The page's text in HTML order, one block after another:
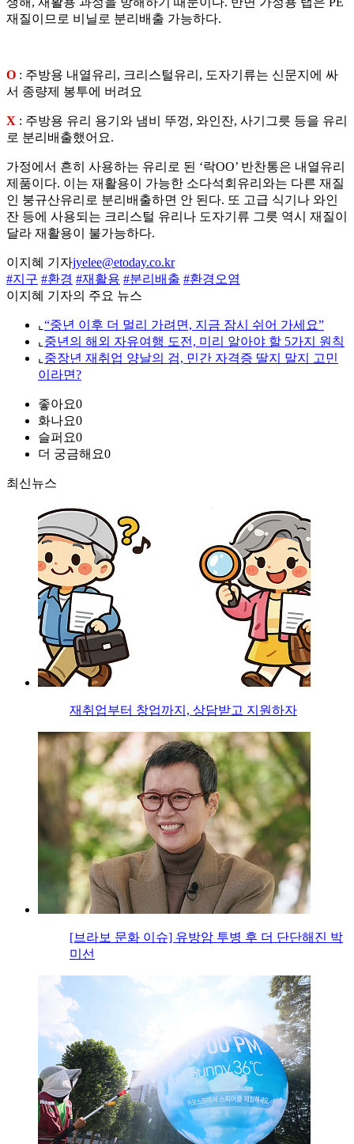
재질이므로 비닐로 분리배출 가능하다.
O : 주방용 내열유리, 크리스털유리, 도자기류는 신문지에 싸
서 종량제 봉투에 버려요
X : 주방용 유리 용기와 냄비 뚜껑, 와인잔, 사기그릇 등을 유리
로 분리배출했어요.
가정에서 흔히 사용하는 유리로 된 ‘락OO’ 반찬통은 내열유리
제품이다. 이는 재활용이 가능한 소다석회유리와는 다른 재질
인 붕규산유리로 분리배출하면 안 된다. 또 고급 식기나 와인
잔 등에 사용되는 크리스털 유리나 도자기류 그릇 역시 재질이
달라 재활용이 불가능하다.
이지혜 기자jyelee@etoday.co.kr
#지구 #환경 #재활용 #분리배출 #환경오염
이지혜 기자의 주요 뉴스
⌞ “중년 이후 더 멀리 가려면, 지금 잠시 쉬어 가세요”
⌞ 중년의 해외 자유여행 도전, 미리 알아야 할 5가지 원칙
⌞ 중장년 재취업 양날의 검, 민간 자격증 딸지 말지 고민
이라면?
좋아요0
화나요0
슬퍼요0
더 궁금해요0
최신뉴스
재취업부터 창업까지, 상담받고 지원하자
[브라보 문화 이슈] 유방암 투병 후 더 단단해진 박
미선